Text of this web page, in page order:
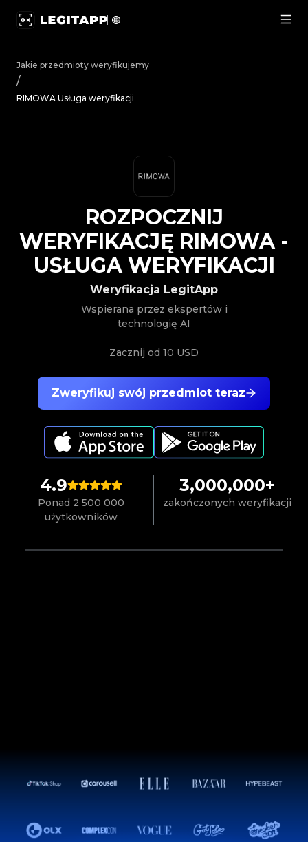
Jakie przedmioty weryfikujemy
/
RIMOWA Usługa weryfikacji
4.9
Ponad 2 500 000
użytkowników
3,000,000+
zakończonych weryfikacji
Zweryfikuj swój przedmiot teraz
Weryfikacja LegitApp
Wspierana przez ekspertów i
technologię AI
Zacznij od 10 USD
ROZPOCZNIJ
WERYFIKACJĘ RIMOWA -
USŁUGA WERYFIKACJI